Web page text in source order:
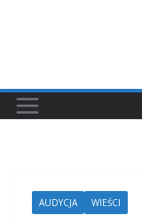
AUDYCJA WIEŚCI